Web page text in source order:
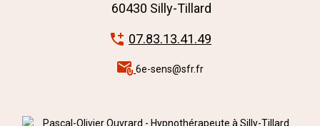
60430 Silly-Tillard
07.83.13.41.49
6e-sens@sfr.fr